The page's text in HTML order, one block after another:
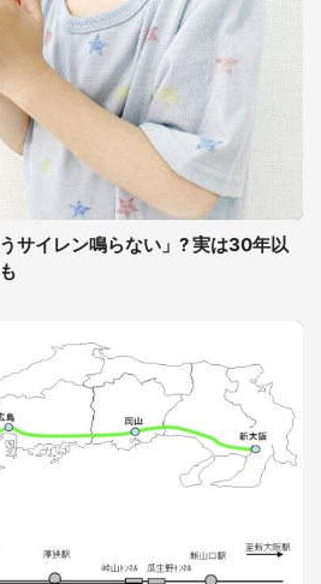
サイレン鳴らない」? 実は30年以